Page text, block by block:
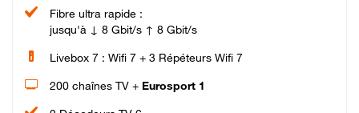
Fibre ultra rapide :
jusqu'à ↓ 8 Gbit/s ↑ 8 Gbit/s
Livebox 7 : Wifi 7 + 3 Répéteurs Wifi 7
200 chaînes TV + Eurosport 1